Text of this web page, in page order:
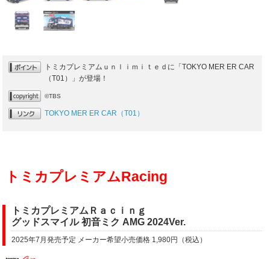
トミカプレミアムｕｎｌｉｍｉｔｅｄに「TOKYO MER ER CAR
（T01）」が登場！
©TBS
TOKYO MER ER CAR（T01）
トミカプレミアムRacing
トミカプレミアムＲａｃｉｎｇ
グッドスマイル 初音ミク AMG 2024Ver.
2025年7月発売予定 メーカー希望小売価格 1,980円（税込）